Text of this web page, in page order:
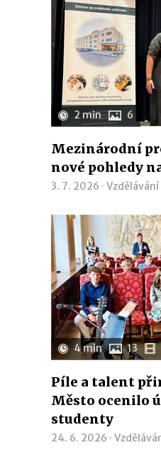
2 min 6
Mezinárodní
nové pohledy
3. 7. 2026 · Vzdělávání
4 min 13
Píle a talent
Město ocenilo
studenty
24. 6. 2026 ·